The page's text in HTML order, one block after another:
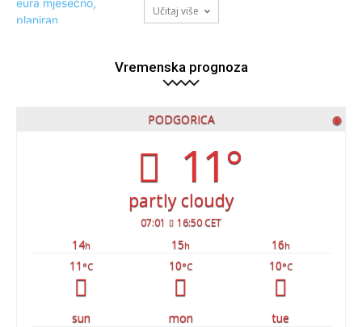
Učitaj više
Vremenska prognoza
PODGORICA ◉
11°
partly cloudy
07:01 16:50 CET
14h 15h 16h
11 °C 10°C 10°C
sun mon
tue